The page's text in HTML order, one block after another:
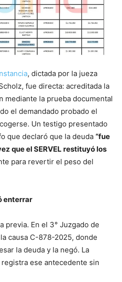
, dictada por la jueza
fue directa: acreditada la
mediante la prueba documental
el demandado probado el
Un testigo presentado
que declaró que la deuda “fue
que el SERVEL restituyó los
para revertir el peso del
enterrar
previa. En el 3° Juzgado de
causa C-878-2025, donde
la deuda y la negó. La
ese antecedente sin